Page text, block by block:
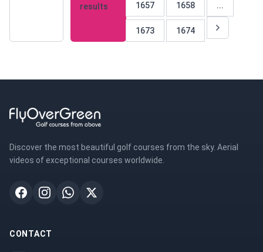
results
1657 1658 ...
1673 1674
Discover the most beautiful golf courses from the sky. Aerial
videos of exceptional courses worldwide.
CONTACT